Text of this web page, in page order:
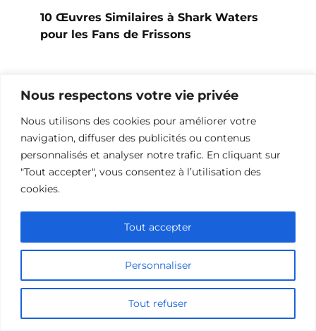
Nous respectons votre vie privée
Nous utilisons des cookies pour améliorer votre
navigation, diffuser des publicités ou contenus
personnalisés et analyser notre trafic. En cliquant sur
"Tout accepter", vous consentez à l’utilisation des
cookies.
Personnaliser
Tout refuser
Tout accepter
10 Œuvres Similaires à Shark Waters
pour les Fans de Frissons
10 Films et Séries Similaires à
Opération Love